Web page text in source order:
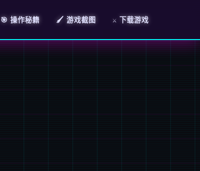
🎯 操作秘籍 🖌️ 游戏截图 ⚔️ 下载游戏